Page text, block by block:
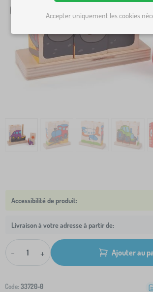
Livraison à votre adresse à partir de:
- + Ajouter au
Code: 33720-0
Accepter uniquement les cookies